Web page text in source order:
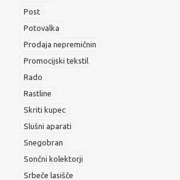
Post
Potovalka
Prodaja nepremičnin
Promocijski tekstil
Rado
Rastline
Skriti kupec
Slušni aparati
Snegobran
Sončni kolektorji
Srbeče lasišče